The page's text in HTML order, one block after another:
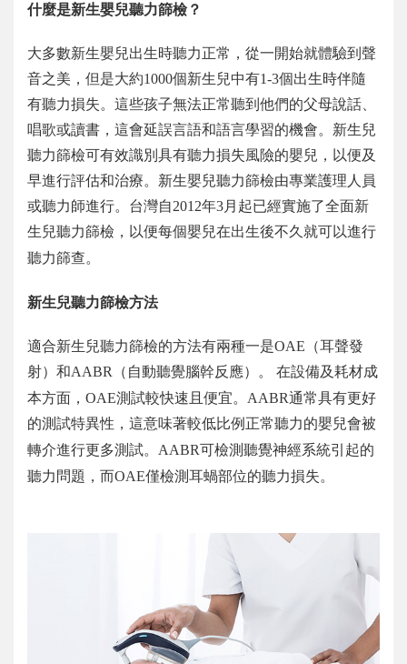
什麼是新生嬰兒聽力篩檢？
大多數新生嬰兒出生時聽力正常，從一開始就體驗到聲
音之美，但是大約1000個新生兒中有1-3個出生時伴隨
有聽力損失。這些孩子無法正常聽到他們的父母說話、
唱歌或讀書，這會延誤言語和語言學習的機會。新生兒
聽力篩檢可有效識別具有聽力損失風險的嬰兒，以便及
早進行評估和治療。新生嬰兒聽力篩檢由專業護理人員
或聽力師進行。台灣自2012年3月起已經實施了全面新
生兒聽力篩檢，以便每個嬰兒在出生後不久就可以進行
聽力篩查。
新生兒聽力篩檢方法
適合新生兒聽力篩檢的方法有兩種一是OAE （耳聲發
射）和AABR
（自動聽覺腦幹反應）。 在設備及耗材成
本方面， OAE測試較快速且便宜。 AABR通常具有更好
的測試特異性，這意味著較低比例正常聽力的嬰兒會被
轉介進行更多測試。 AABR可檢測聽覺神經系統引起的
聽力問題，而OAE僅檢測耳蝸部位的聽力損失。